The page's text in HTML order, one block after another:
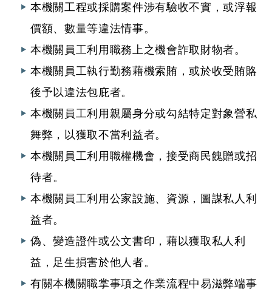
本機關工程或採購案件涉有驗收不實，或浮報
價額、數量等違法情事。
本機關員工利用職務上之機會詐取財物者。
本機關員工執行勤務藉機索賄，或於收受賄賂
後予以違法包庇者。
本機關員工利用親屬身分或勾結特定對象營私
舞弊，以獲取不當利益者。
本機關員工利用職權機會，接受商民餽贈或招
待者。
本機關員工利用公家設施、資源，圖謀私人利
益者。
偽、變造證件或公文書印，藉以獲取私人利
益，足生損害於他人者。
有關本機關職掌事項之作業流程中易滋弊端事